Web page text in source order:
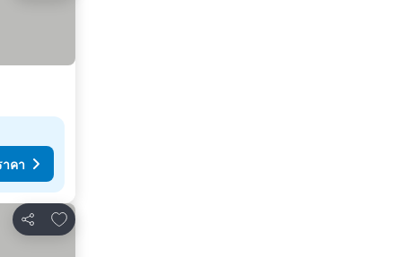
คา
แชร์
เพิ่มในรายการโปรด